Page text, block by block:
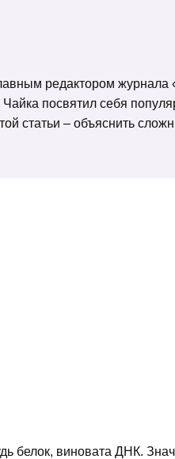
редактором журнала
посвятил себя
статьи – объяснить
белок, виновата ДНК.